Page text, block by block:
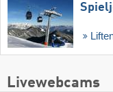
Livewebcams